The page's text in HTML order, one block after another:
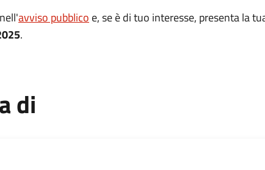
avviso pubblico e, se è di tuo interesse, presenta la
.
di